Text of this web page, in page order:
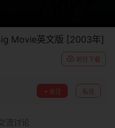
Movie英文版 [2003年]
前往下载
关注 私信
流讨论